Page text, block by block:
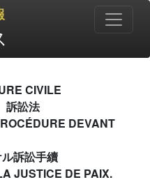
CIVILE
訟法
DEVANT
訴訟手續
JUSTICE DE PAIX.